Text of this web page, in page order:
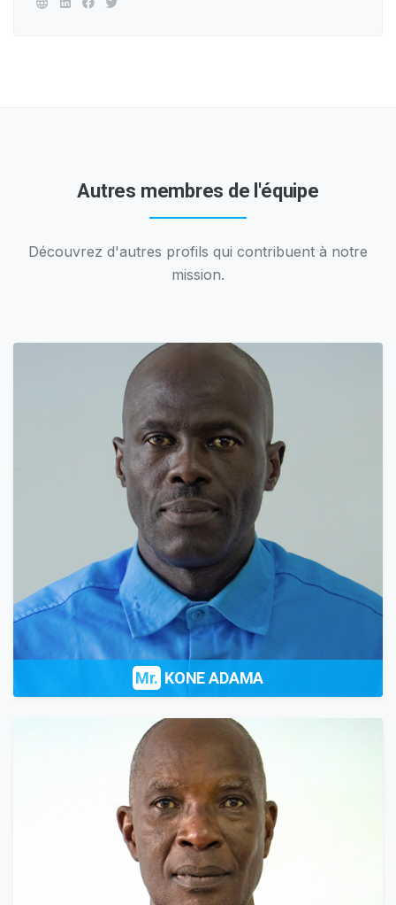
Autres membres de l'équipe
Découvrez d'autres profils qui contribuent à notre
mission.
Mr. KONE ADAMA